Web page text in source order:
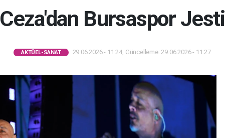
Ceza'dan Bursaspor Jesti
AKTÜEL-SANAT 29.06.2026 - 11:24, Güncelleme: 29.06.2026 - 11:27